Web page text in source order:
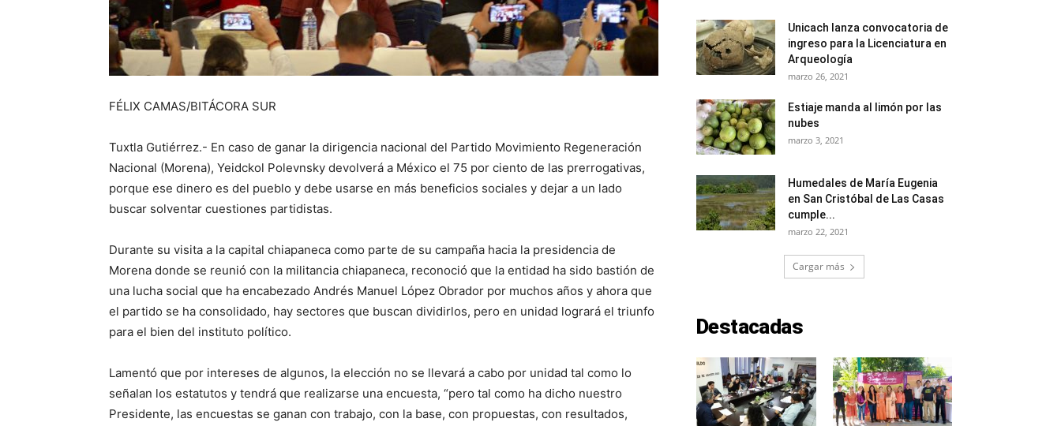
FÉLIX CAMAS/BITÁCORA SUR
Tuxtla Gutiérrez.- En caso de ganar la dirigencia nacional del Partido Movimiento Regeneración
Nacional (Morena), Yeidckol Polevnsky devolverá a México el 75 por ciento de las prerrogativas,
porque ese dinero es del pueblo y debe usarse en más beneficios sociales y dejar a un lado
buscar solventar cuestiones partidistas.
Durante su visita a la capital chiapaneca como parte de su campaña hacia la presidencia de
Morena donde se reunió con la militancia chiapaneca, reconoció que la entidad ha sido bastión de
una lucha social que ha encabezado Andrés Manuel López Obrador por muchos años y ahora que
el partido se ha consolidado, hay sectores que buscan dividirlos, pero en unidad logrará el triunfo
para el bien del instituto político.
Lamentó que por intereses de algunos, la elección no se llevará a cabo por unidad tal como lo
señalan los estatutos y tendrá que realizarse una encuesta, “pero tal como ha dicho nuestro
Presidente, las encuestas se ganan con trabajo, con la base, con propuestas, con resultados,
Unicach lanza convocatoria de
ingreso para la Licenciatura en
Arqueología
marzo 26, 2021
Estiaje manda al limón por las
nubes
marzo 3, 2021
Humedales de María Eugenia
en San Cristóbal de Las Casas
cumple...
marzo 22, 2021
Cargar más
Destacadas